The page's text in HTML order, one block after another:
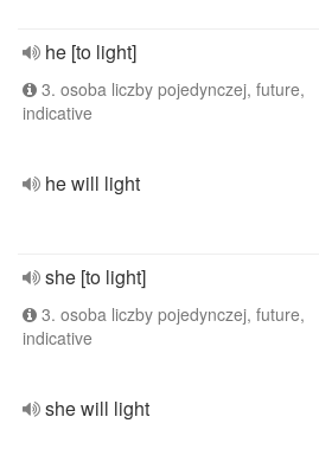
he [to light]
3. osoba liczby pojedynczej, future,
indicative
he will light
she [to light]
3. osoba liczby pojedynczej, future,
indicative
she will light